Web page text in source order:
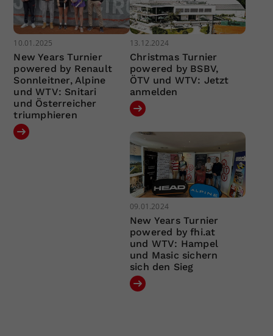
10.01.2025
New Years Turnier
powered by Renault
Sonnleitner, Alpine
und WTV: Snitari
und Österreicher
triumphieren
13.12.2024
Christmas Turnier
powered by BSBV,
ÖTV und WTV: Jetzt
anmelden
09.01.2024
New Years Turnier
powered by fhi.at
und WTV: Hampel
und Masic sichern
sich den Sieg